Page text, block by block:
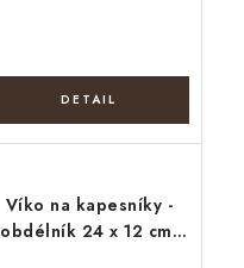
Víko na kapesníky -
obdélník 24 x 12 cm,